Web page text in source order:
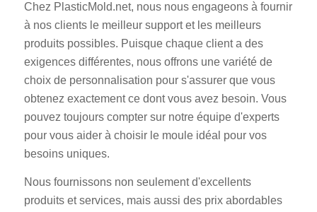
Chez PlasticMold.net, nous nous engageons à fournir
à nos clients le meilleur support et les meilleurs
produits possibles. Puisque chaque client a des
exigences différentes, nous offrons une variété de
choix de personnalisation pour s'assurer que vous
obtenez exactement ce dont vous avez besoin. Vous
pouvez toujours compter sur notre équipe d'experts
pour vous aider à choisir le moule idéal pour vos
besoins uniques.
Nous fournissons non seulement d'excellents
produits et services, mais aussi des prix abordables